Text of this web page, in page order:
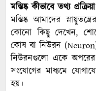
মস্তিষ্ক কীভাবে তথ্য
মস্তিষ্ক আমাদের
কোনো কিছু দেখেন,
কোষ বা নিউরন
নিউরনগুলো একে অপরের
সংযোগের মাধ্যমে
হয়।